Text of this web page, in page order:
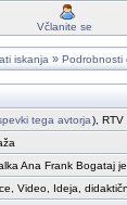
Včlanite se
iskanja » Podrobnosti
tega avtorja), RTV
Ana Frank Bogataj
Video, Ideja,